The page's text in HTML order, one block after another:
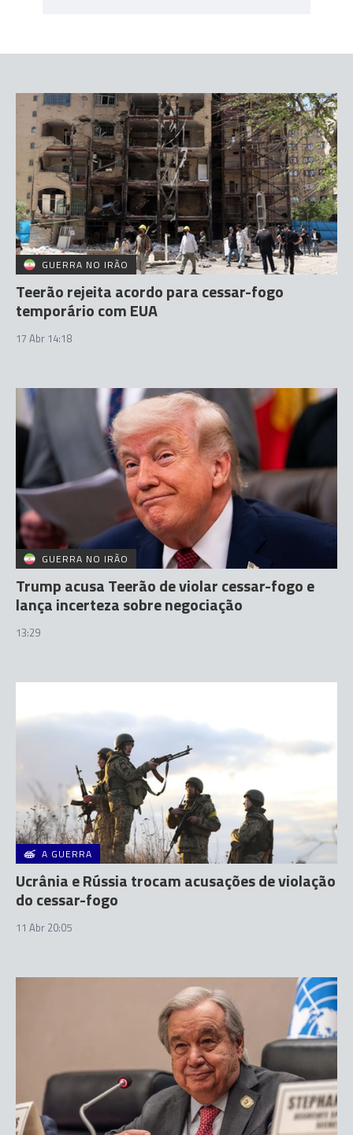
GUERRA NO IRÃO
Teerão rejeita acordo para cessar-fogo
temporário com EUA
17 Abr 14:18
GUERRA NO IRÃO
Trump acusa Teerão de violar cessar-fogo e
lança incerteza sobre negociação
13:29
A GUERRA
Ucrânia e Rússia trocam acusações de violação
do cessar-fogo
11 Abr 20:05